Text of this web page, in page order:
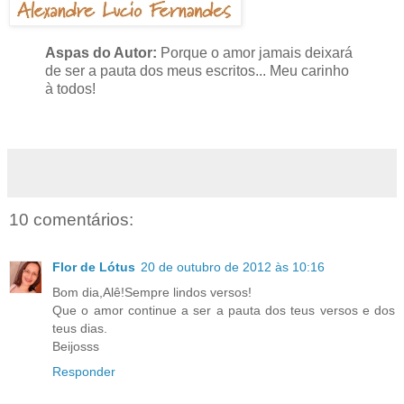
Aspas do Autor: Porque o amor jamais deixará
de ser a pauta dos meus escritos... Meu carinho
à todos!
10 comentários:
Flor de Lótus 20 de outubro de 2012 às 10:16
Bom dia,Alê!Sempre lindos versos!
Que o amor continue a ser a pauta dos teus versos e dos
teus dias.
Beijosss
Responder